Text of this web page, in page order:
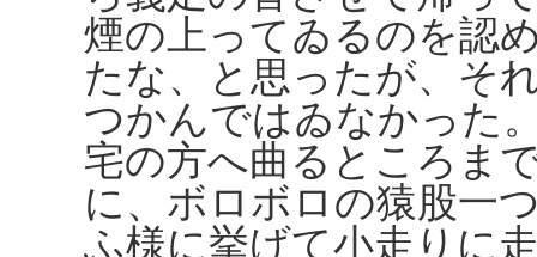
煙の上ってゐるのを認
たな、と思ったが、そ
つかんではゐなかった
宅の方へ曲るところま
に、ボロボロの猿股一
ふ様に挙げて小走りに